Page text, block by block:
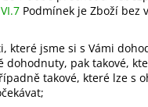
VI.7 Podmínek je Zboží bez
které jsme si s Vámi
dohodnuty, pak takové,
takové, které lze s